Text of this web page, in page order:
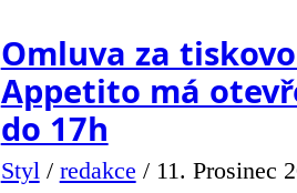
Omluva za
Appetito má
do 17h
Styl/ redakce / 11. Prosinec